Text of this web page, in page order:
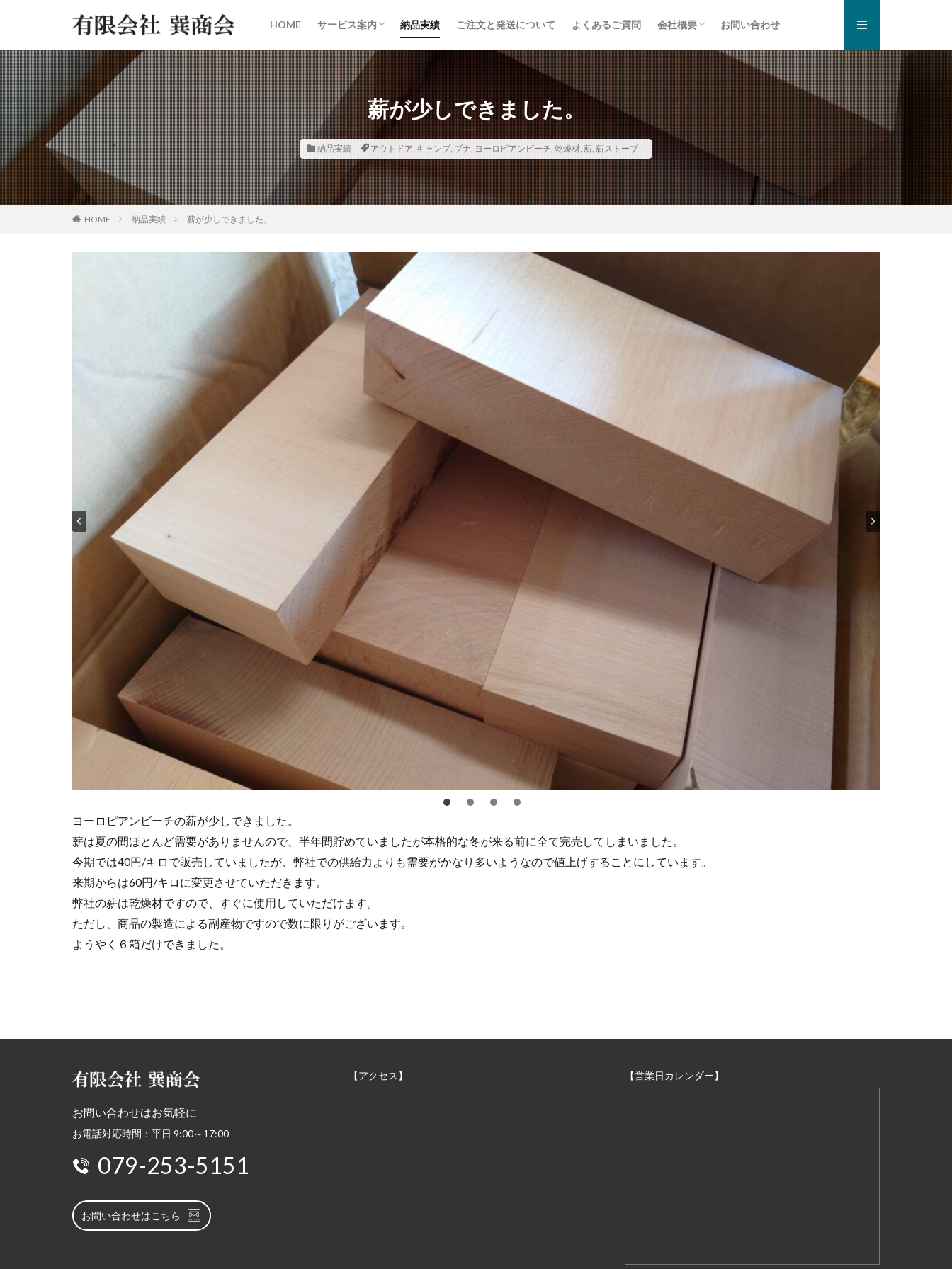
HOME サービス案内
取り扱い品目
鉄道枕木
トラックボディ材
建築・土木資材
内装建材
木材加工・オーダー製作
取り扱いメーカー
納品実績 ご注文と発送について よくあるご質問 会社概要
お知らせ一覧
プライバシーポリシー
お問い合わせ
薪が少しできました。
納品実績 アウトドア, キャンプ, ブナ, ヨーロピアンビーチ, 乾燥材, 薪, 薪ストーブ
HOME 納品実績 薪が少しできました。
ヨーロピアンビーチの薪が少しできました。
薪は夏の間ほとんど需要がありませんので、半年間貯めていましたが本格的な冬が来る前に全て完売してしまいました。
今期では40円/キロで販売していましたが、弊社での供給力よりも需要がかなり多いようなので値上げすることにしています。
来期からは60円/キロに変更させていただきます。
弊社の薪は乾燥材ですので、すぐに使用していただけます。
ただし、商品の製造による副産物ですので数に限りがございます。
ようやく６箱だけできました。
お問い合わせはお気軽に
お電話対応時間：平日 9:00～17:00
079-253-5151
お問い合わせはこちら
【アクセス】 【営業日カレンダー】